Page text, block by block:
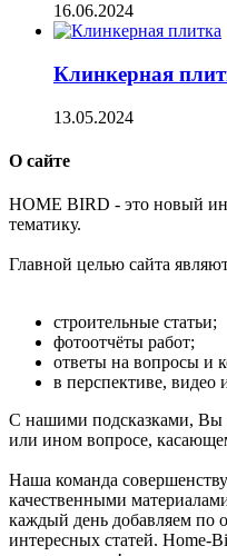
16.06.2024
Клинкерная
13.05.2024
О сайте
HOME BIRD - это новый
тематику.
Главной целью сайта
строительные статьи;
фотоотчёты работ;
ответы на вопросы и
в перспективе, видео
С нашими подсказками, Вы
или ином вопросе,
Наша команда
качественными
каждый день добавляем по
интересных статей. Home-